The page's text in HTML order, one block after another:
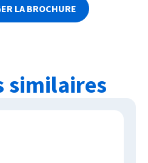
LA BROCHURE
similaires